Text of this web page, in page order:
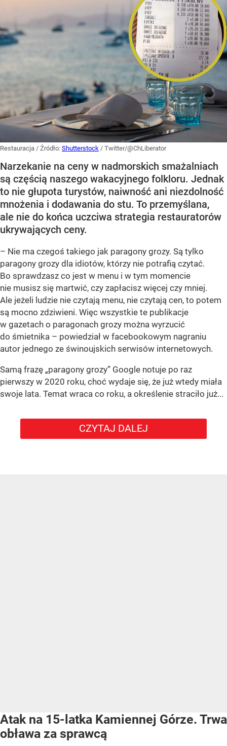
Restauracja / Źródło: Shutterstock / Twitter/@ChLiberator
Narzekanie na ceny w nadmorskich smażalniach
są częścią naszego wakacyjnego folkloru. Jednak
to nie głupota turystów, naiwność ani niezdolność
mnożenia i dodawania do stu. To przemyślana,
ale nie do końca uczciwa strategia restauratorów
ukrywających ceny.
– Nie ma czegoś takiego jak paragony grozy. Są tylko
paragony grozy dla idiotów, którzy nie potrafią czytać.
Bo sprawdzasz co jest w menu i w tym momencie
nie musisz się martwić, czy zapłacisz więcej czy mniej.
Ale jeżeli ludzie nie czytają menu, nie czytają cen, to potem
są mocno zdziwieni. Więc wszystkie te publikacje
w gazetach o paragonach grozy można wyrzucić
do śmietnika – powiedział w facebookowym nagraniu
autor jednego ze świnoujskich serwisów internetowych.
Samą frazę „paragony grozy” Google notuje po raz
pierwszy w 2020 roku, choć wydaje się, że już wtedy miała
swoje lata. Temat wraca co roku, a określenie straciło już...
CZYTAJ DALEJ
Atak na 15-latka Kamiennej Górze. Trwa
obława za sprawcą